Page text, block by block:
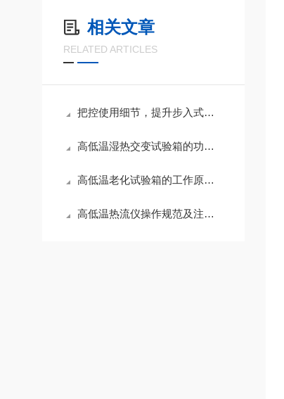
相关文章
RELATED ARTICLES
把控使用细节，提升步入式高低温试验箱测试精度
高低温湿热交变试验箱的功能应用与养护技巧
高低温老化试验箱的工作原理与性能解析
高低温热流仪操作规范及注意事项